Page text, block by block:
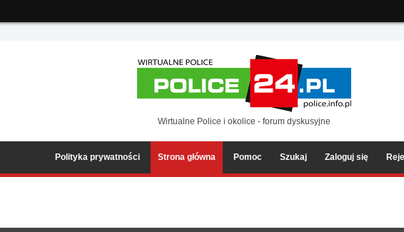
Wirtualne Police i okolice - forum dyskusyjne
Polityka prywatności Strona główna Pomoc Szukaj Zaloguj się